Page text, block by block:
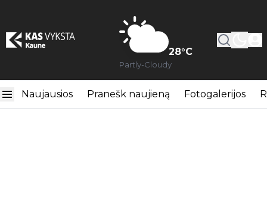
28°C
Partly-Cloudy
Naujausios Pranešk naujieną Fotogalerijos